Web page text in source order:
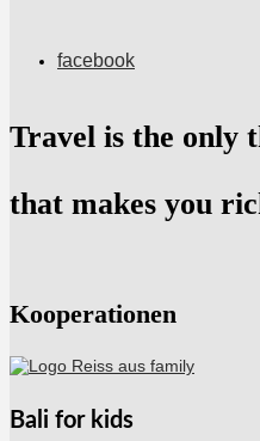
facebook
Travel is the only
that makes you
Kooperationen
Bali for kids